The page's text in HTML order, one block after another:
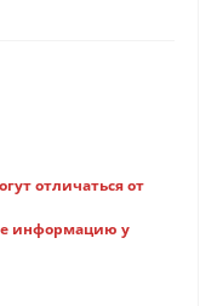
отличаться от
информацию у